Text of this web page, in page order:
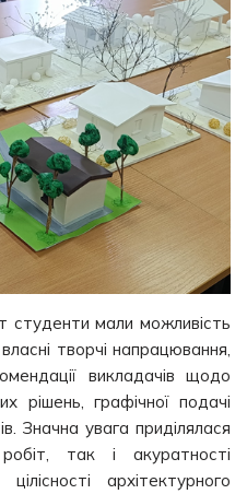
студенти мали можливість
творчі напрацювання,
викладачів щодо
рішень, графічної подачі
Значна увага приділялася
так і акуратності
архітектурного